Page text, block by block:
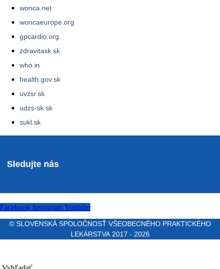
wonca.net
woncaeurope.org
gpcardio.org
zdravitask.sk
who.in
health.gov.sk
uvzsr.sk
udzs-sk.sk
sukl.sk
Sledujte nás
Facebook Instagram Youtube
© SLOVENSKÁ SPOLOČNOSŤ VŠEOBECNÉHO PRAKTICKÉHO
LEKÁRSTVA 2017 - 2026